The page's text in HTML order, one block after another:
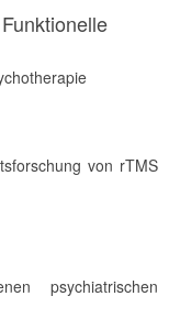
von rTMS
psychiatrischen